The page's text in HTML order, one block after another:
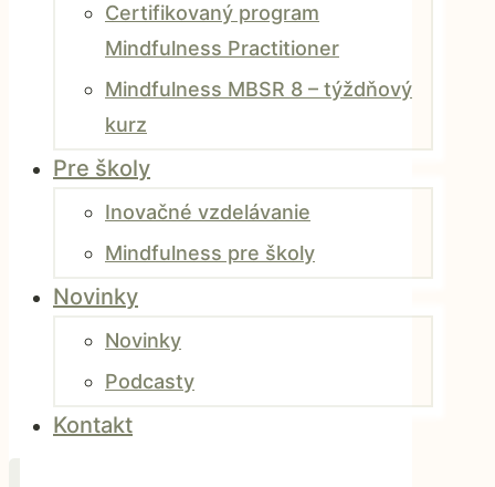
Certifikovaný program
Mindfulness Practitioner
Mindfulness MBSR 8 – týždňový
kurz
Pre školy
Inovačné vzdelávanie
Mindfulness pre školy
Novinky
Novinky
Podcasty
Kontakt